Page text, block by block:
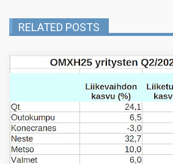
RELATED POSTS